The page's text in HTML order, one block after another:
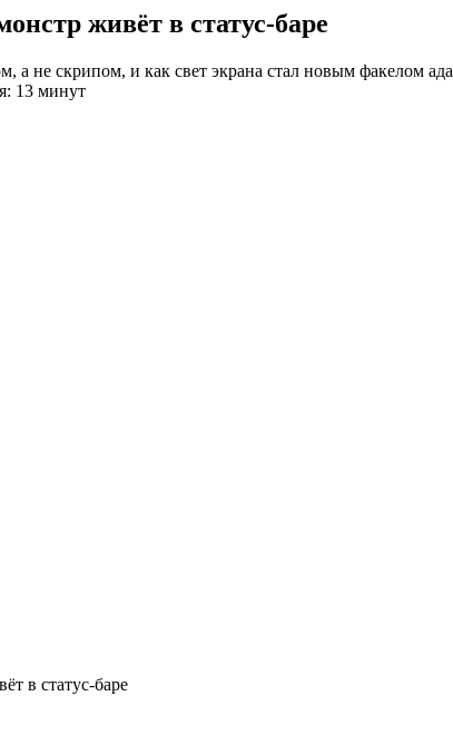
живёт в статус-баре
а не скрипом, и как свет экрана стал новым факелом ада
13 минут
в статус-баре